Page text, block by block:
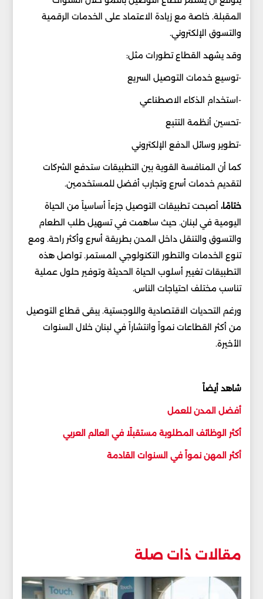
المقبلة. خاصة مع زيادة الاعتماد على الخدمات الرقمية
والتسوق الإلكتروني.
وقد يشهد القطاع تطورات مثل:
-توسيع خدمات التوصيل السريع
-استخدام الذكاء الاصطناعي
-تحسين أنظمة التتبع
-تطوير وسائل الدفع الإلكتروني
كما أن المنافسة القوية بين التطبيقات ستدفع الشركات
لتقديم خدمات أسرع وتجارب أفضل للمستخدمين.
ختامًا،أصبحت تطبيقات التوصيل جزءاً أساسياً من الحياة
اليومية في لبنان. حيث ساهمت في تسهيل طلب الطعام
والتسوق والتنقل داخل المدن بطريقة أسرع وأكثر راحة. ومع
تنوع الخدمات والتطور التكنولوجي المستمر. تواصل هذه
التطبيقات تغيير أسلوب الحياة الحديثة وتوفير حلول عملية
تناسب مختلف احتياجات الناس.
ورغم التحديات الاقتصادية واللوجستية. يبقى قطاع التوصيل
من أكثر القطاعات نمواً وانتشاراً في لبنان خلال السنوات
الأخيرة.
شاهد أيضاً
أفضل المدن للعمل
أكثر الوظائف المطلوبة مستقبلًا في العالم العربي
أكثر المهن نمواً في السنوات القادمة
مقالات ذات صلة